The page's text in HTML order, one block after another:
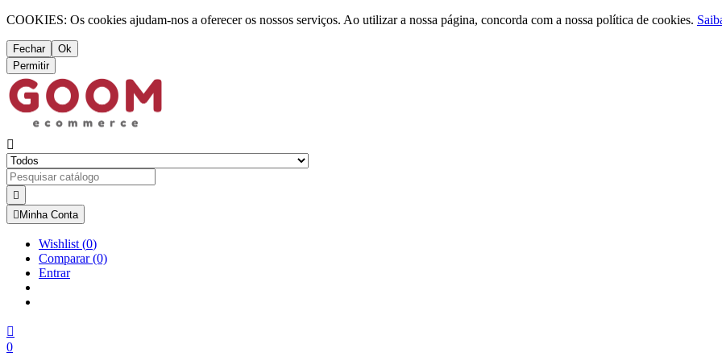
COOKIES: Os cookies ajudam-nos a oferecer os nossos serviços. Ao utilizar a nossa página, concorda com a nossa política de cookies.
Fechar
Ok
Permitir


 Minha Conta
Wishlist (0)
Comparar(0)
Entrar

0